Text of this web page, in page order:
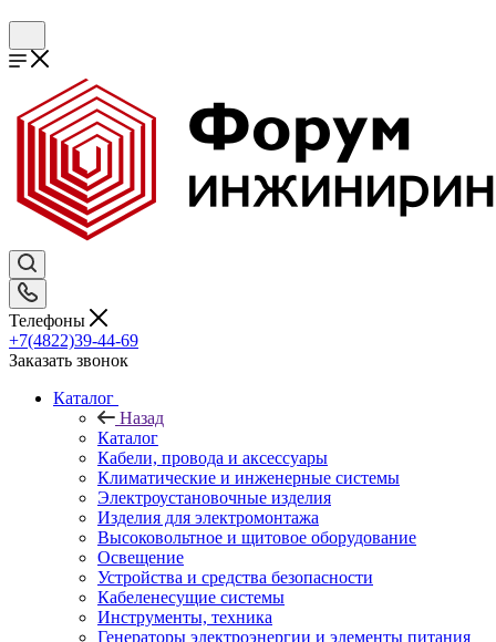
Телефоны
+7(4822)39-44-69
Заказать звонок
Каталог
Назад
Каталог
Кабели, провода и аксессуары
Климатические и инженерные системы
Электроустановочные изделия
Изделия для электромонтажа
Высоковольтное и щитовое оборудование
Освещение
Устройства и средства безопасности
Кабеленесущие системы
Инструменты, техника
Генераторы электроэнергии и элементы питания